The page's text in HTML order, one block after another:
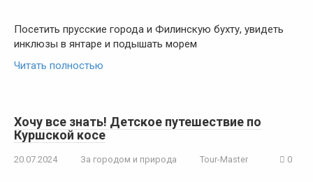
Посетить прусские города и Филинскую бухту, увидеть
инклюзы в янтаре и подышать морем
Читать полностью
Хочу все знать! Детское путешествие по
Куршской косе
20.07.2024 За городом и природа Tour-Master 0